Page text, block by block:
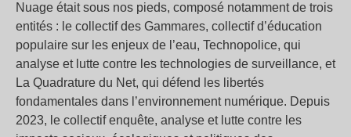
Nuage était sous nos pieds, composé notamment de trois
entités : le collectif des Gammares, collectif d’éducation
populaire sur les enjeux de l’eau, Technopolice, qui
analyse et lutte contre les technologies de surveillance, et
La Quadrature du Net, qui défend les libertés
fondamentales dans l’environnement numérique. Depuis
2023, le collectif enquête, analyse et lutte contre les